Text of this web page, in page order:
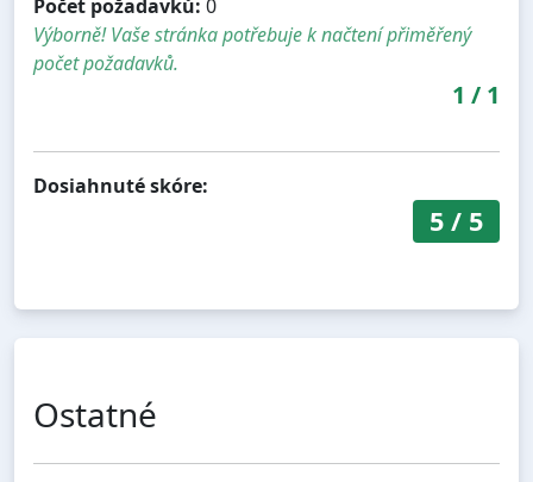
Počet požadavků: 0
Výborně! Vaše stránka potřebuje k načtení přiměřený
počet požadavků.
1 / 1
Dosiahnuté skóre:
5/ 5
Ostatné